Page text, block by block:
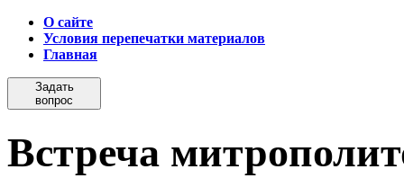
О сайте
Условия перепечатки материалов
Главная
Задать
вопрос
Встреча